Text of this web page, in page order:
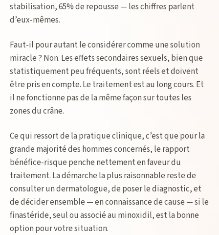
stabilisation, 65% de repousse — les chiffres parlent
d’eux-mêmes.
Faut-il pour autant le considérer comme une solution
miracle ? Non. Les effets secondaires sexuels, bien que
statistiquement peu fréquents, sont réels et doivent
être pris en compte. Le traitement est au long cours. Et
il ne fonctionne pas de la même façon sur toutes les
zones du crâne.
Ce qui ressort de la pratique clinique, c’est que pour la
grande majorité des hommes concernés, le rapport
bénéfice-risque penche nettement en faveur du
traitement. La démarche la plus raisonnable reste de
consulter un dermatologue, de poser le diagnostic, et
de décider ensemble — en connaissance de cause — si le
finastéride, seul ou associé au minoxidil, est la bonne
option pour votre situation.